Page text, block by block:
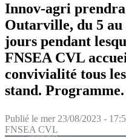
Innov-agri
Outarville, du 5 au
jours pendant
FNSEA CVL
convivialité tous
stand. Programme.
Publié le mer 23/08/2023 -
FNSEA CVL